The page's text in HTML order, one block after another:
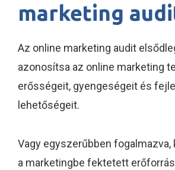
marketing
Az online marketing audit
azonosítsa az online marketing
erősségeit, gyengeségeit és
lehetőségeit.
Vagy egyszerűbben fogalmazva,
a marketingbe fektetett